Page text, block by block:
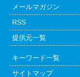
メールマガジン
RSS
提供元一覧
キーワード一覧
サイトマップ